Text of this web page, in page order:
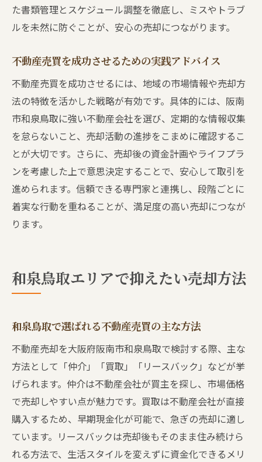
た書類管理とスケジュール調整を徹底し、ミスやトラブ
ルを未然に防ぐことが、安心の売却につながります。
不動産売買を成功させるための実践アドバイス
不動産売買を成功させるには、地域の市場情報や売却方
法の特徴を活かした戦略が有効です。具体的には、阪南
市和泉鳥取に強い不動産会社を選び、定期的な情報収集
を怠らないこと、売却活動の進捗をこまめに確認するこ
とが大切です。さらに、売却後の資金計画やライフプラ
ンを考慮した上で意思決定することで、安心して取引を
進められます。信頼できる専門家と連携し、段階ごとに
着実な行動を重ねることが、満足度の高い売却につなが
ります。
和泉鳥取エリアで抑えたい売却方法
和泉鳥取で選ばれる不動産売買の主な方法
不動産売却を大阪府阪南市和泉鳥取で検討する際、主な
方法として「仲介」「買取」「リースバック」などが挙
げられます。仲介は不動産会社が買主を探し、市場価格
で売却しやすい点が魅力です。買取は不動産会社が直接
購入するため、早期現金化が可能で、急ぎの売却に適し
ています。リースバックは売却後もそのまま住み続けら
れる方法で、生活スタイルを変えずに資金化できるメリ